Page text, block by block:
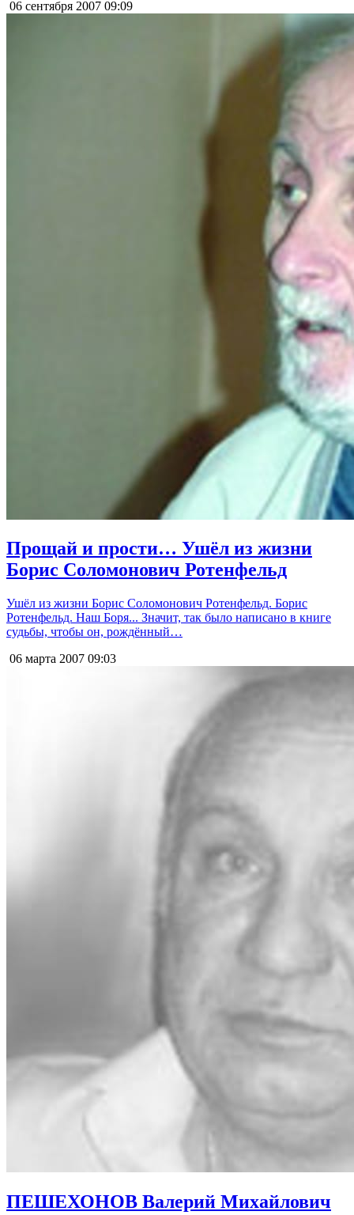
06 сентября 2007 09:09
Прощай и прости… Ушёл из жизни
Борис Соломонович Ротенфельд
Ушёл из жизни Борис Соломонович Ротенфельд. Борис
Ротенфельд. Наш Боря... Значит, так было написано в книге
судьбы, чтобы он, рождённый…
06 марта 2007 09:03
ПЕШЕХОНОВ Валерий Михайлович